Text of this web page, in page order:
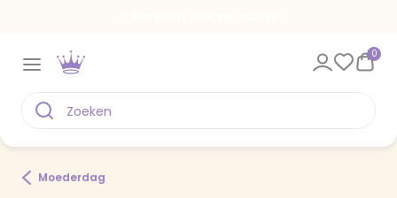
0
Moederdag